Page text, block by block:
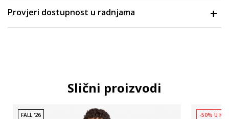
Provjeri dostupnost u radnjama
Slični proizvodi
FALL '26 -50% U